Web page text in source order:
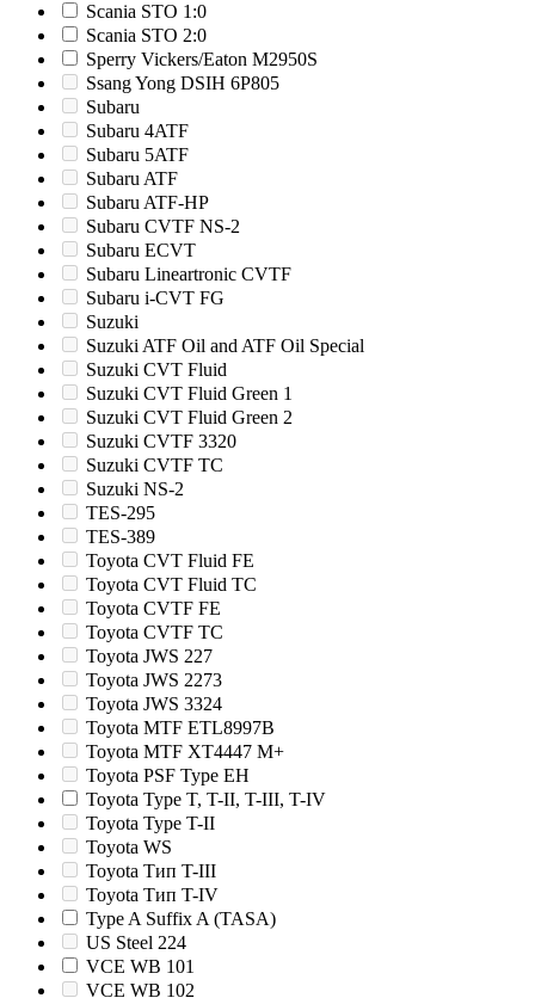
Scania STO 1:0
Scania STO 2:0
Sperry Vickers/Eaton M2950S
Ssang Yong DSIH 6P805
Subaru
Subaru 4ATF
Subaru 5ATF
Subaru ATF
Subaru ATF-HP
Subaru CVTF NS-2
Subaru ECVT
Subaru Lineartronic CVTF
Subaru i-CVT FG
Suzuki
Suzuki ATF Oil and ATF Oil Special
Suzuki CVT Fluid
Suzuki CVT Fluid Green 1
Suzuki CVT Fluid Green 2
Suzuki CVTF 3320
Suzuki CVTF TC
Suzuki NS-2
TES-295
TES-389
Toyota CVT Fluid FE
Toyota CVT Fluid TC
Toyota CVTF FE
Toyota CVTF TC
Toyota JWS 227
Toyota JWS 2273
Toyota JWS 3324
Toyota MTF ETL8997B
Toyota MTF XT4447 M+
Toyota PSF Type EH
Toyota Type T, T-II, T-III, T-IV
Toyota Type T-II
Toyota WS
Toyota Тип T-III
Toyota Тип T-IV
Type A Suffix A (TASA)
US Steel 224
VCE WB 101
VCE WB 102